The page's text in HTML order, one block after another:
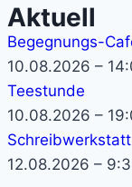
Aktuell
Begegnungs-
10.08.2026 –
Teestunde
10.08.2026 –
Schreibwerkstatt
12.08.2026 –